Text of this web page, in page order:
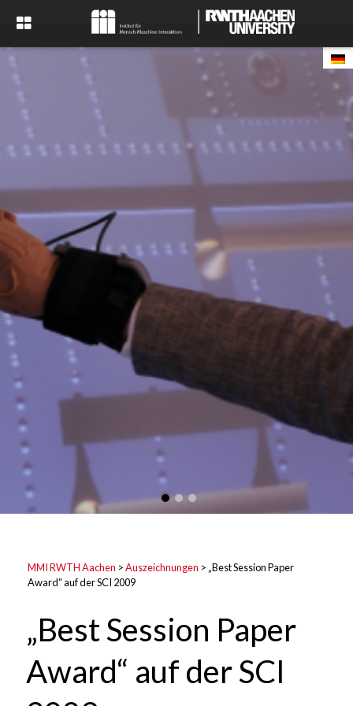
MMI RWTH Aachen >Auszeichnungen > „Best Session Paper
Award“ auf der SCI 2009
„Best Session Paper
Award“ auf der SCI